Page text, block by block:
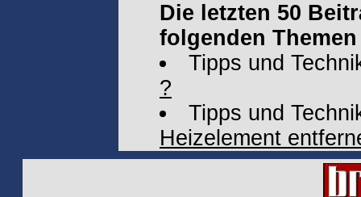
Die letzten 50
folgenden
Tipps und
?
Tipps und
Heizelement